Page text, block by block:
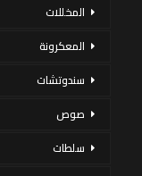
المخللات
المعكرونة
سندوتشات
صوص
سلطات